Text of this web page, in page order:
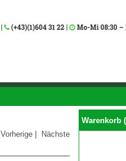
Warenkorb
Vorherige Nächste